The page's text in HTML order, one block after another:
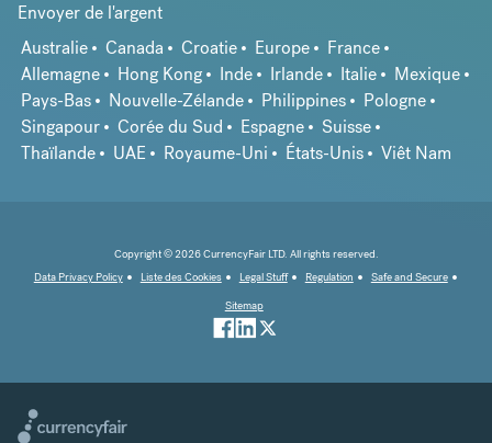
Envoyer de l'argent
Australie
Canada Croatie Europe
France
Allemagne
Hong Kong Inde Irlande Italie
Mexique
Pays-Bas
Nouvelle-Zélande Philippines
Pologne
Singapour
Corée du Sud Espagne
Suisse
Thaïlande
UAE Royaume-Uni États-Unis Viêt Nam
Copyright © 2026 CurrencyFair LTD. All rights reserved.
Data Privacy Policy
Liste des Cookies Legal Stuff Regulation
Safe and Secure
Sitemap